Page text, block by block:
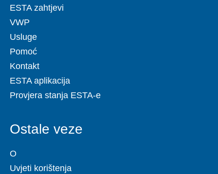
ESTA zahtjevi
VWP
Usluge
Pomoć
Kontakt
ESTA aplikacija
Provjera stanja ESTA-e
Ostale veze
O
Uvjeti korištenja